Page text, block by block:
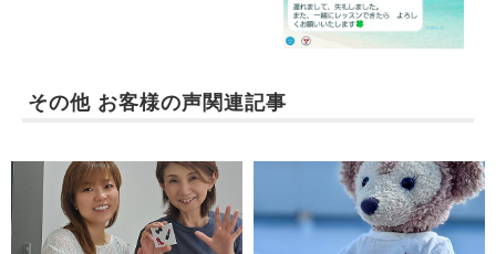
その他 お客様の声関連記事